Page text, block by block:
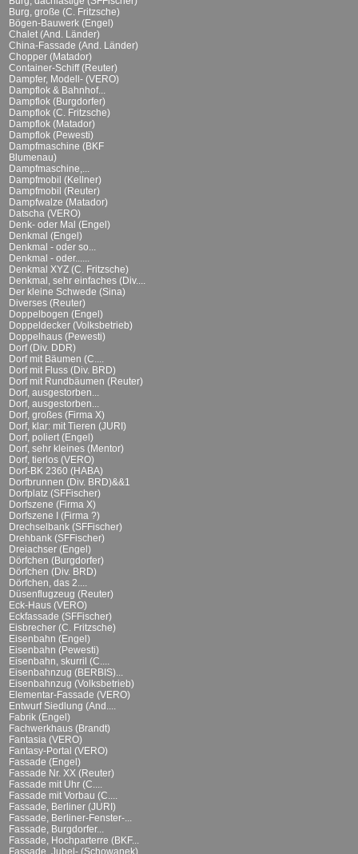
Burg, große (C. Fritzsche)
Bögen-Bauwerk (Engel)
Chalet (And. Länder)
China-Fassade (And. Länder)
Chopper (Matador)
Container-Schiff (Reuter)
Dampfer, Modell- (VERO)
Dampflok & Bahnhof...
Dampflok (Burgdorfer)
Dampflok (C. Fritzsche)
Dampflok (Matador)
Dampflok (Pewesti)
Dampfmaschine (BKF
Blumenau)
Dampfmaschine,...
Dampfmobil (Kellner)
Dampfmobil (Reuter)
Dampfwalze (Matador)
Datscha (VERO)
Denk- oder Mal (Engel)
Denkmal (Engel)
Denkmal - oder so...
Denkmal - oder......
Denkmal XYZ (C. Fritzsche)
Denkmal, sehr einfaches (Div....
Der kleine Schwede (Sina)
Diverses (Reuter)
Doppelbogen (Engel)
Doppeldecker (Volksbetrieb)
Doppelhaus (Pewesti)
Dorf (Div. DDR)
Dorf mit Bäumen (C....
Dorf mit Fluss (Div. BRD)
Dorf mit Rundbäumen (Reuter)
Dorf, ausgestorben...
Dorf, ausgestorben...
Dorf, großes (Firma X)
Dorf, klar: mit Tieren (JURI)
Dorf, poliert (Engel)
Dorf, sehr kleines (Mentor)
Dorf, tierlos (VERO)
Dorf-BK 2360 (HABA)
Dorfbrunnen (Div. BRD)&&1
Dorfplatz (SFFischer)
Dorfszene (Firma X)
Dorfszene I (Firma ?)
Drechselbank (SFFischer)
Drehbank (SFFischer)
Dreiachser (Engel)
Dörfchen (Burgdorfer)
Dörfchen (Div. BRD)
Dörfchen, das 2....
Düsenflugzeug (Reuter)
Eck-Haus (VERO)
Eckfassade (SFFischer)
Eisbrecher (C. Fritzsche)
Eisenbahn (Engel)
Eisenbahn (Pewesti)
Eisenbahn, skurril (C....
Eisenbahnzug (BERBIS)...
Eisenbahnzug (Volksbetrieb)
Elementar-Fassade (VERO)
Entwurf Siedlung (And....
Fabrik (Engel)
Fachwerkhaus (Brandt)
Fantasia (VERO)
Fantasy-Portal (VERO)
Fassade (Engel)
Fassade Nr. XX (Reuter)
Fassade mit Uhr (C....
Fassade mit Vorbau (C....
Fassade, Berliner (JURI)
Fassade, Berliner-Fenster-...
Fassade, Burgdorfer...
Fassade, Hochparterre (BKF...
Fassade, Jubel- (Schowanek)